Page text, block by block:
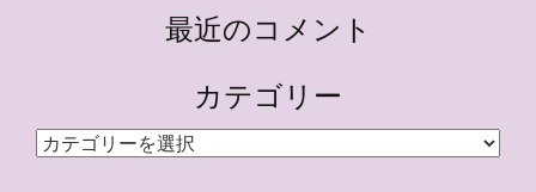
最近のコメント
カテゴリー
カ